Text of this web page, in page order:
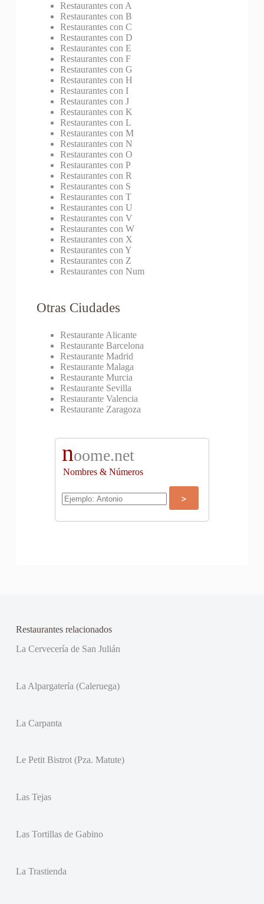
Restaurantes con A
Restaurantes con B
Restaurantes con C
Restaurantes con D
Restaurantes con E
Restaurantes con F
Restaurantes con G
Restaurantes con H
Restaurantes con I
Restaurantes con J
Restaurantes con K
Restaurantes con L
Restaurantes con M
Restaurantes con N
Restaurantes con O
Restaurantes con P
Restaurantes con R
Restaurantes con S
Restaurantes con T
Restaurantes con U
Restaurantes con V
Restaurantes con W
Restaurantes con X
Restaurantes con Y
Restaurantes con Z
Restaurantes con Num
Otras Ciudades
Restaurante Alicante
Restaurante Barcelona
Restaurante Madrid
Restaurante Malaga
Restaurante Murcia
Restaurante Sevilla
Restaurante Valencia
Restaurante Zaragoza
noome.net
Nombres & Números
Restaurantes relacionados
La Cervecería de San Julián
La Alpargatería (Caleruega)
La Carpanta
Le Petit Bistrot (Pza. Matute)
Las Tejas
Las Tortillas de Gabino
La Trastienda